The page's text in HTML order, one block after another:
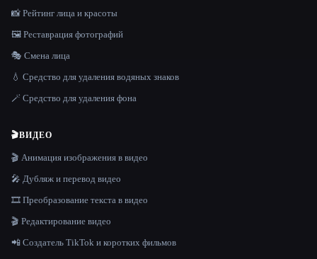
📸 Рейтинг лица и красоты
🖼️ Реставрация фотографий
🎭 Смена лица
💧 Средство для удаления водяных знаков
🪄 Средство для удаления фона
🎬ВИДЕО
🎬 Анимация изображения в видео
🎤 Дубляж и перевод видео
🎞️ Преобразование текста в видео
🎬 Редактирование видео
📲 Создатель TikTok и коротких фильмов